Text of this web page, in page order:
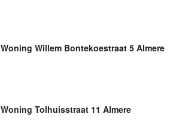
Woning Willem Bontekoestraat 5 Almere
Woning Tolhuisstraat 11 Almere